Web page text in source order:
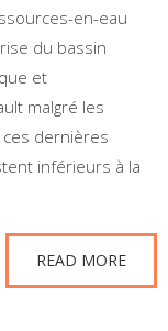
en-eau
du bassin
et
malgré les
dernières
inférieurs à la
READ MORE